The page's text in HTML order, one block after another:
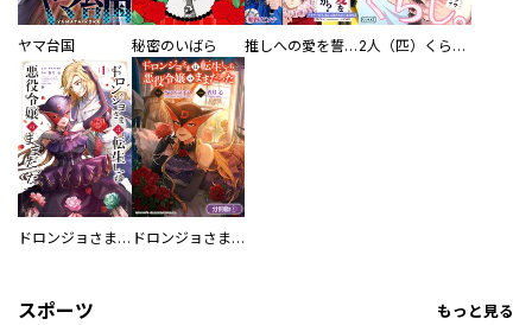
ヤマ台国 秘密のいばら 推しへの愛を誓いますか？～アラサー女子、推しは逃げぬが人生逃げる～ 2人（匹）くらし。
ドロンジョさまは転生しても悪役令嬢のままだった ドロンジョさまは転生しても悪役令嬢のままだった【分冊版】
スポーツ もっと見る